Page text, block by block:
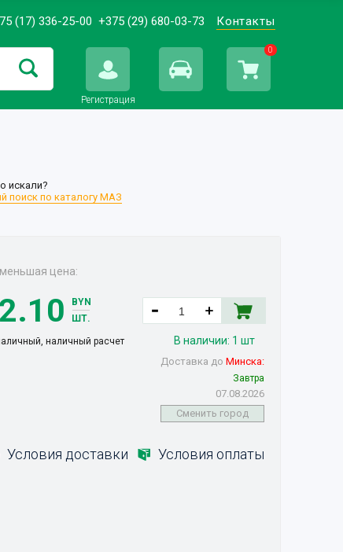
(17) 336-25-00 +375 (29) 680-03-73 Контакты
Регистрация
0
искали?
поиск по каталогу МАЗ
В наличии: 1 шт
Доставка до Минска:
Завтра
07.08.2026
Сменить город
цена:
BYN
ШТ.
наличный расчет
Условия доставки Условия оплаты